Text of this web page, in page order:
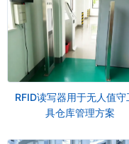
RFID读写器用于无人值守
具仓库管理方案